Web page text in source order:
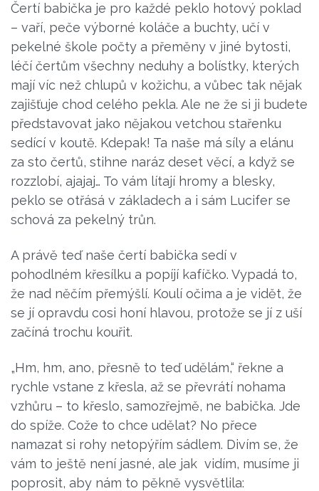
Čertí babička je pro každé peklo hotový poklad
– vaří, peče výborné koláče a buchty, učí v
pekelné škole počty a přeměny v jiné bytosti,
léčí čertům všechny neduhy a bolístky, kterých
mají víc než chlupů v kožichu, a vůbec tak nějak
zajišťuje chod celého pekla. Ale ne že si ji budete
představovat jako nějakou vetchou stařenku
sedící v koutě. Kdepak! Ta naše má síly a elánu
za sto čertů, stihne naráz deset věcí, a když se
rozzlobí, ajajaj… To vám lítají hromy a blesky,
peklo se otřásá v základech a i sám Lucifer se
schová za pekelný trůn.
A právě teď naše čertí babička sedí v
pohodlném křesílku a popíjí kafíčko. Vypadá to,
že nad něčím přemýšlí. Koulí očima a je vidět, že
se jí opravdu cosi honí hlavou, protože se jí z uší
začíná trochu kouřit.
„Hm, hm, ano, přesně to teď udělám,“ řekne a
rychle vstane z křesla, až se převrátí nohama
vzhůru – to křeslo, samozřejmě, ne babička. Jde
do spíže. Cože to chce udělat? No přece
namazat si rohy netopýřím sádlem. Divím se, že
vám to ještě není jasné, ale jak vidím, musíme ji
poprosit, aby nám to pěkně vysvětlila: